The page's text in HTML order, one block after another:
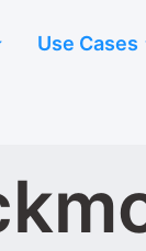
Use Cases